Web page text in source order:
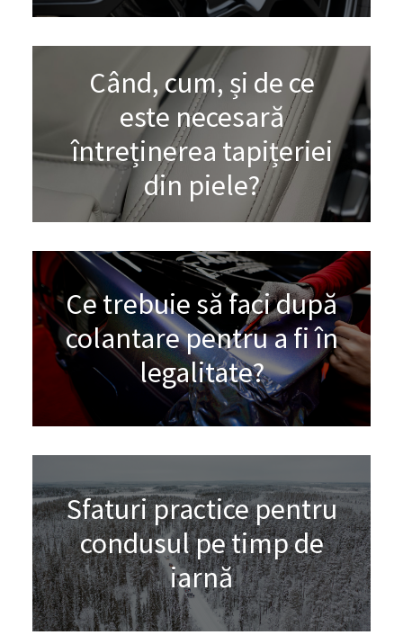
Când, cum, și de ce
este necesară
întreținerea tapițeriei
din piele?
Ce trebuie să faci după
colantare pentru a fi în
legalitate?
Sfaturi practice pentru
condusul pe timp de
iarnă